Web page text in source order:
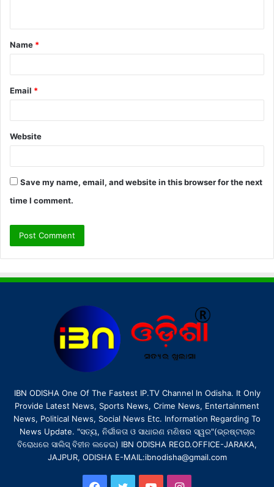
t
*
Name *
Email *
Website
Save my name, email, and website in this browser for the next
time I comment.
IBN ODISHA One Of The Fastest IP.TV Channel In Odisha. It Only
Provide Latest News, Sports News, Crime News, Entertainment
News, Political News, Social News Etc. Information Regarding To
News Update. "ସତ୍ୟ, ନିର୍ଭୀକତା ଓ ସାଧାରଣ ମଣିଷର ସ୍ୱର"(ଭ୍ରଷ୍ଟାଚାର
ବିରୋଧରେ ସାଲିସ୍ ବିହୀନ ଲଢେଇ) IBN ODISHA REGD.OFFICE-JARAKA,
JAJPUR, ODISHA E-MAIL:ibnodisha@gmail.com